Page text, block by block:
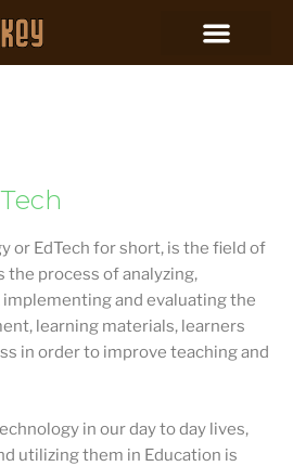
or EdTech for short, is the field of
process of analyzing,
and evaluating the
learning materials, learners
in order to improve teaching and
in our day to day lives,
utilizing them in Education is